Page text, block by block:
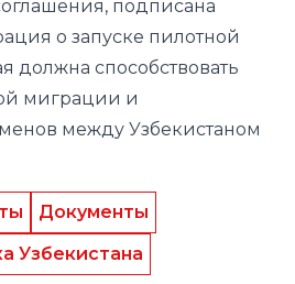
подписана
о запуске пилотной
должна способствовать
миграции и
между Узбекистаном
Документы
Узбекистана